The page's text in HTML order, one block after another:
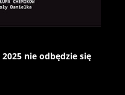
nie odbędzie się